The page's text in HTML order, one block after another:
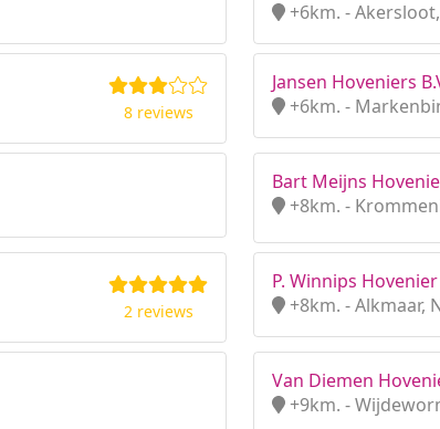
+6km. -
8 reviews
Jansen Hoveniers
+6km. -
Bart Meijns
+8km. -
2 reviews
P. Winnips Hovenier
+8km. - Alkmaar,
Van Diemen
+9km. -